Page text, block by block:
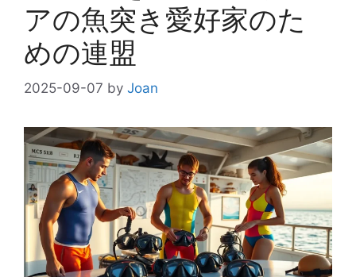
アの魚突き愛好家のた
めの連盟
2025-09-07 by Joan